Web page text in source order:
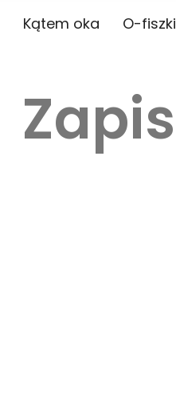
Kątem oka O-fiszki